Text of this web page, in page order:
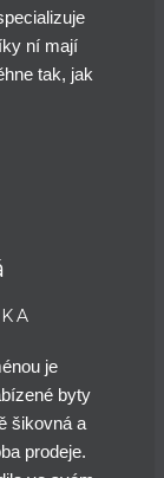
ní mají
tak, jak
je
byty
šikovná a
prodeje.